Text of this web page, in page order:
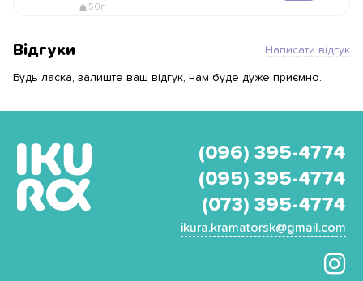
50г
Відгуки Написати відгук
Будь ласка, залиште ваш відгук, нам буде дуже приємно.
(096) 395-4774
(095) 395-4774
(073) 395-4774
ikura.kramatorsk@gmail.com